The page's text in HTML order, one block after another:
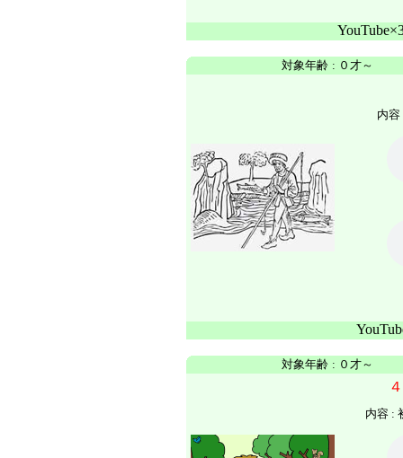
対象年齢 : ０才～
内
対象年齢 : ０才～
内容 :